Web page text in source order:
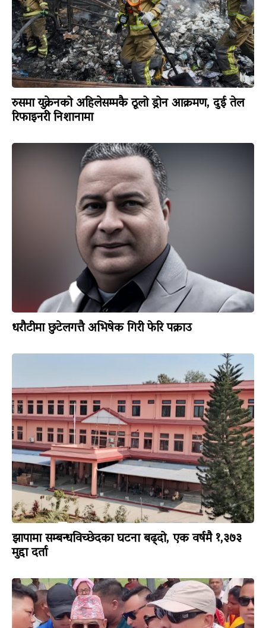
रुसमा युक्रेनको अहिलेसम्मकै ठूलो ड्रोन आक्रमण, दुई तेल
रिफाइनरी निशानामा
धरौटीमा छुटेलगत्तै अभिषेक गिरी फेरि पक्राउ
झापामा सम्बन्धविच्छेदका घटना बढ्दो, एक वर्षमै १,३७३
मुद्दा दर्ता